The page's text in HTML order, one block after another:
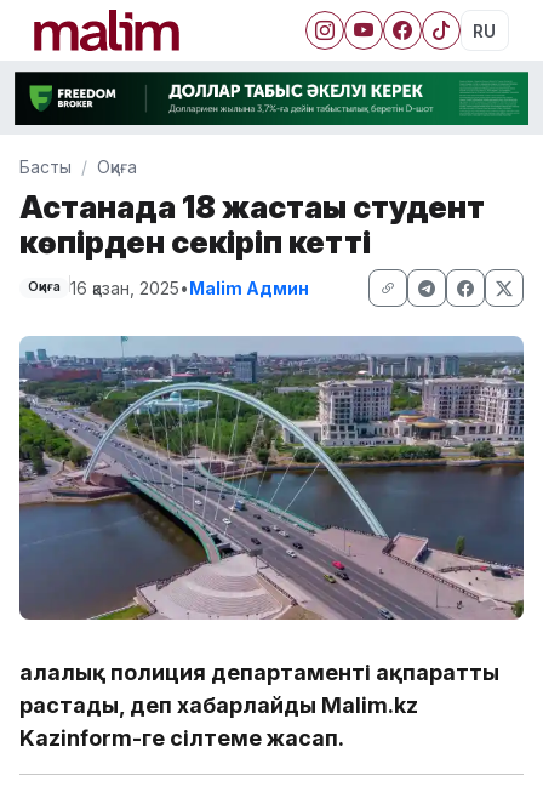
RU
Басты Оқиға
Астанада 18 жастағы студент
көпірден секіріп кетті
Оқиға 16 қазан, 2025•Malim Админ
Қалалық полиция департаменті ақпаратты
растады, деп хабарлайды Malim.kz
Kazinform-ге сілтеме жасап.